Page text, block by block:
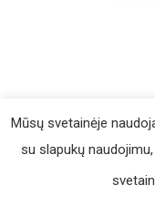
UAB „Iki
Mūsų svetainėje
su slapukų